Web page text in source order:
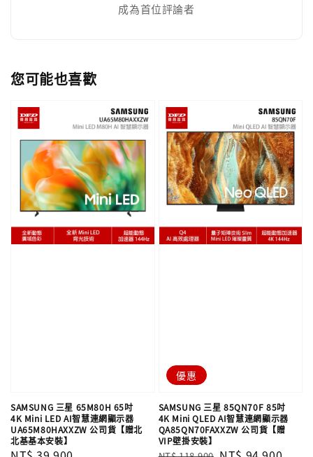
成為首位評論者
您可能也喜歡
SAMSUNG 三星 65M80H 65吋
4K Mini LED AI智慧連網顯示器
UA65M80HAXXZW 公司貨【贈北
北基基本安裝】
優惠
SAMSUNG 三星 85QN70F 85吋
4K Mini QLED AI智慧連網顯示器
QA85QN70FAXXZW 公司貨【贈
VIP壁掛安裝】